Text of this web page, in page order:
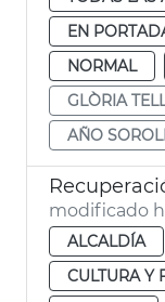
EN
NORMAL
GLÒRIA
AÑO
modificado
ALCALDÍA
CULTURA Y